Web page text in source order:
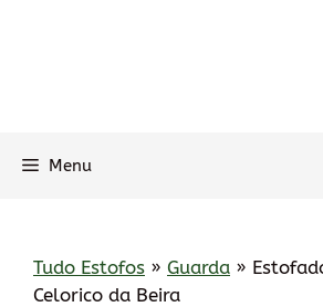
Menu
Tudo Estofos » Guarda »
Celorico da Beira